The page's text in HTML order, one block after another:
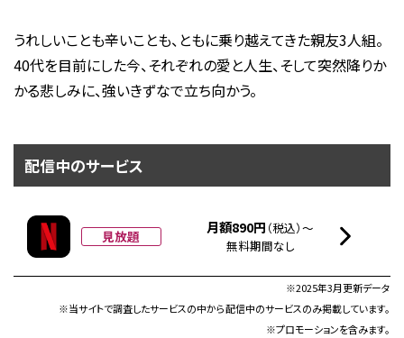
うれしいことも辛いことも、ともに乗り越えてきた親友3人組。
40代を目前にした今、それぞれの愛と人生、そして突然降りか
かる悲しみに、強いきずなで立ち向かう。
配信中のサービス
見放題 月額890円 （税込）～
無料期間なし
※2025年3月更新データ
※当サイトで調査したサービスの中から配信中のサービスのみ掲載しています。
※プロモーションを含みます。